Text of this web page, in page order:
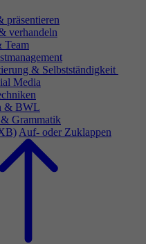
präsentieren
verhandeln
Team
& Selbstständigkeit
Media
& BWL
Grammatik
Auf- oder Zuklappen